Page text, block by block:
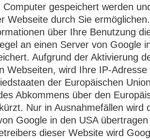
gespeichert werden
Webseite durch Sie
über Ihre Benutzung
an einen Server von Google
Aufgrund der Aktivierung
Webseiten, wird Ihre IP-
der Europäischen
Abkommens über den
Nur in Ausnahmefällen wird
Google in den USA
dieser Website wird